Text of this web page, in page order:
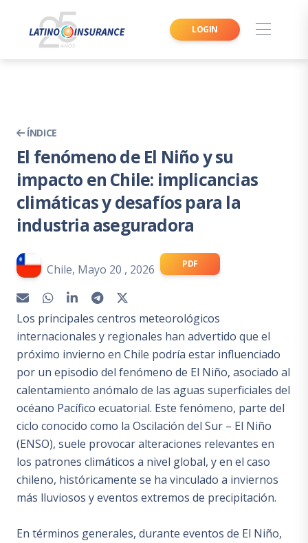
LOGIN
ÍNDICE
El fenómeno de El Niño y su
impacto en Chile: implicancias
climáticas y desafíos para la
industria aseguradora
Chile, Mayo 20 , 2026 PDF
Los principales centros meteorológicos
internacionales y regionales han advertido que el
próximo invierno en Chile podría estar influenciado
por un episodio del fenómeno de El Niño, asociado al
calentamiento anómalo de las aguas superficiales del
océano Pacífico ecuatorial. Este fenómeno, parte del
ciclo conocido como la Oscilación del Sur – El Niño
(ENSO), suele provocar alteraciones relevantes en
los patrones climáticos a nivel global, y en el caso
chileno, históricamente se ha vinculado a inviernos
más lluviosos y eventos extremos de precipitación.
En términos generales, durante eventos de El Niño,